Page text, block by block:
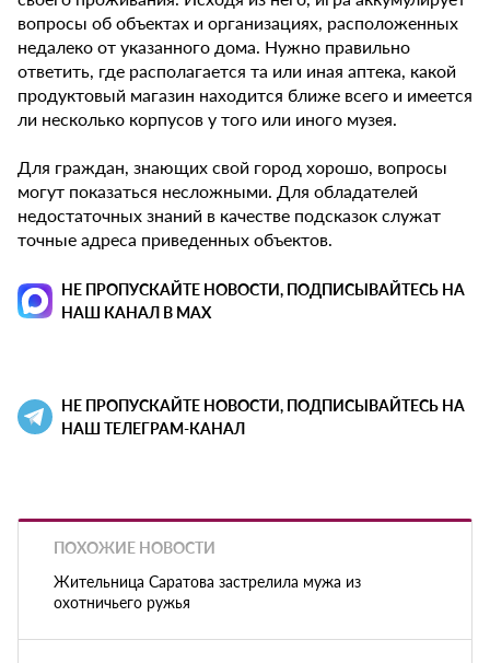
вопросы об объектах и организациях, расположенных
недалеко от указанного дома. Нужно правильно
ответить, где располагается та или иная аптека, какой
продуктовый магазин находится ближе всего и имеется
ли несколько корпусов у того или иного музея.
Для граждан, знающих свой город хорошо, вопросы
могут показаться несложными. Для обладателей
недостаточных знаний в качестве подсказок служат
точные адреса приведенных объектов.
НЕ ПРОПУСКАЙТЕ НОВОСТИ, ПОДПИСЫВАЙТЕСЬ НА
НАШ КАНАЛ В MAX
НЕ ПРОПУСКАЙТЕ НОВОСТИ, ПОДПИСЫВАЙТЕСЬ НА
НАШ ТЕЛЕГРАМ-КАНАЛ
ПОХОЖИЕ НОВОСТИ
Жительница Саратова застрелила мужа из
охотничьего ружья